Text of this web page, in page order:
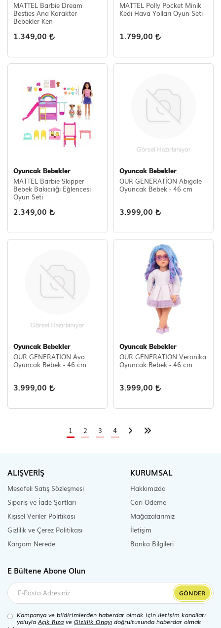
MATTEL Barbie Dream
Besties Ana Karakter
Bebekler Ken
1.349,00
MATTEL Polly Pocket Minik
Kedi Hava Yolları Oyun Seti
1.799,00
Oyuncak Bebekler
MATTEL Barbie Skipper
Bebek Bakıcılığı Eğlencesi
Oyun Seti
2.349,00
Oyuncak Bebekler
OUR GENERATİON Abigale
Oyuncak Bebek - 46 cm
3.999,00
Oyuncak Bebekler
OUR GENERATİON Ava
Oyuncak Bebek - 46 cm
3.999,00
Oyuncak Bebekler
OUR GENERATİON Veronika
Oyuncak Bebek - 46 cm
3.999,00
1 2 3 4
ALIŞVERİŞ
Mesafeli Satış Sözleşmesi
Sipariş ve İade Şartları
Kişisel Veriler Politikası
Gizlilik ve Çerez Politikası
Kargom Nerede
KURUMSAL
Hakkımızda
Cari Ödeme
Mağazalarımız
İletişim
Banka Bilgileri
E Bültene Abone Olun
GÖNDER
Kampanya ve bildirimlerden haberdar olmak için iletişim kanalları
yoluylaAçık Rıza ve Gizlilik Onayı doğrultusunda haberdar olmak